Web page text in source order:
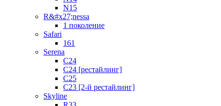
N15
R&#x27;nessa
1 поколение
Safari
161
Serena
C24
C24 [рестайлинг]
C25
С23 [2-й рестайлинг]
Skyline